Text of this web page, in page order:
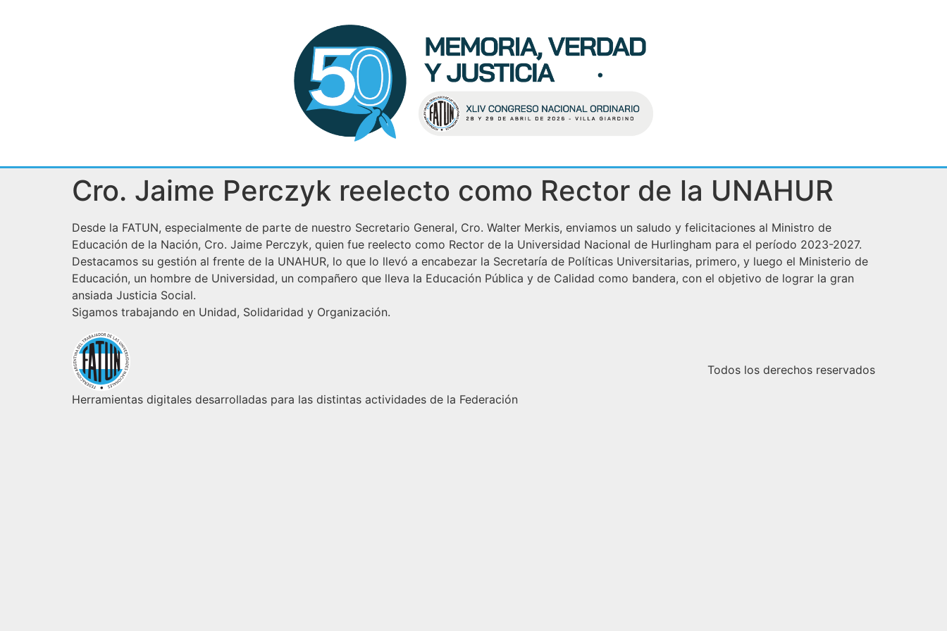
Cro. Jaime Perczyk reelecto como Rector de la UNAHUR
Desde la FATUN, especialmente de parte de nuestro Secretario General, Cro. Walter Merkis, enviamos un saludo y felicitaciones al Ministro de
Educación de la Nación, Cro. Jaime Perczyk, quien fue reelecto como Rector de la Universidad Nacional de Hurlingham para el período 2023-2027.
Destacamos su gestión al frente de la UNAHUR, lo que lo llevó a encabezar la Secretaría de Políticas Universitarias, primero, y luego el Ministerio de
Educación, un hombre de Universidad, un compañero que lleva la Educación Pública y de Calidad como bandera, con el objetivo de lograr la gran
ansiada Justicia Social.
Sigamos trabajando en Unidad, Solidaridad y Organización.
Herramientas digitales desarrolladas para las distintas actividades de la Federación
Todos los derechos reservados